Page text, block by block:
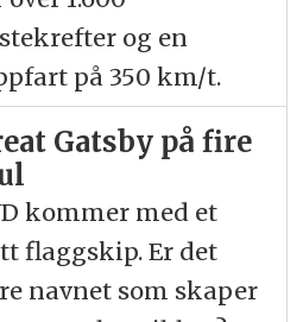
og en
på 350 km/t.
Gatsby på fire
kommer med et
flaggskip. Er det
navnet som skaper